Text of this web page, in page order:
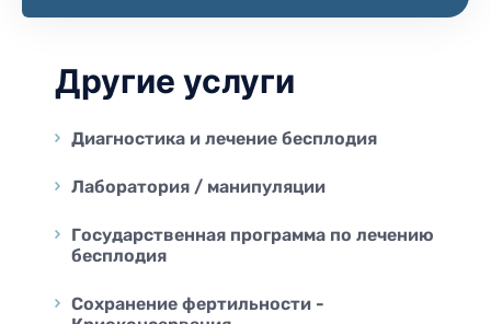
Другие услуги
Диагностика и лечение бесплодия
Лаборатория / манипуляции
Государственная программа по лечению
бесплодия
Сохранение фертильности -